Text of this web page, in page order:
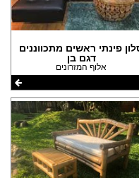
פינתי ראשים מתכווננים
דגם בן
אלוף המזרונים